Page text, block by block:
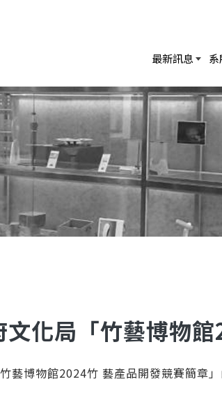
最新訊息
化局「竹藝博物
藝博物館2024竹 藝產品開發競賽簡章